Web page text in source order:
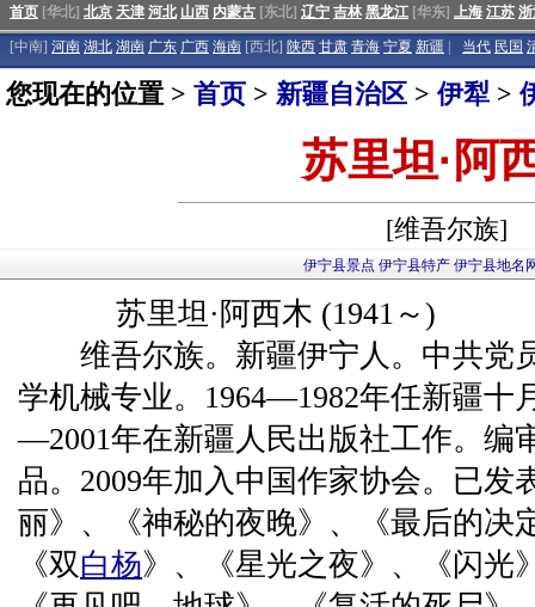
首页 [华北] 北京 天津 河北 山西 内蒙古 [东北] 辽宁 吉林 黑龙江 [华东] 上海 江苏
[中南] 河南 湖北 湖南 广东 广西 海南 [西北] 陕西 甘肃 青海 宁夏 新疆 当代 民国
您现在的位置 > 首页 > 新疆自治区 > 伊犁 >
苏里坦·阿
[维吾尔族]
伊宁县景点 伊宁县特产 伊宁县地名
苏里坦·阿西木 (1941～)
维吾尔族。新疆伊宁人。中共党
学机械专业。1964—1982年任新疆十
—2001年在新疆人民出版社工作。编
品。2009年加入中国作家协会。已发
丽》、《神秘的夜晚》、《最后的决
《双白杨》、《星光之夜》、《闪光